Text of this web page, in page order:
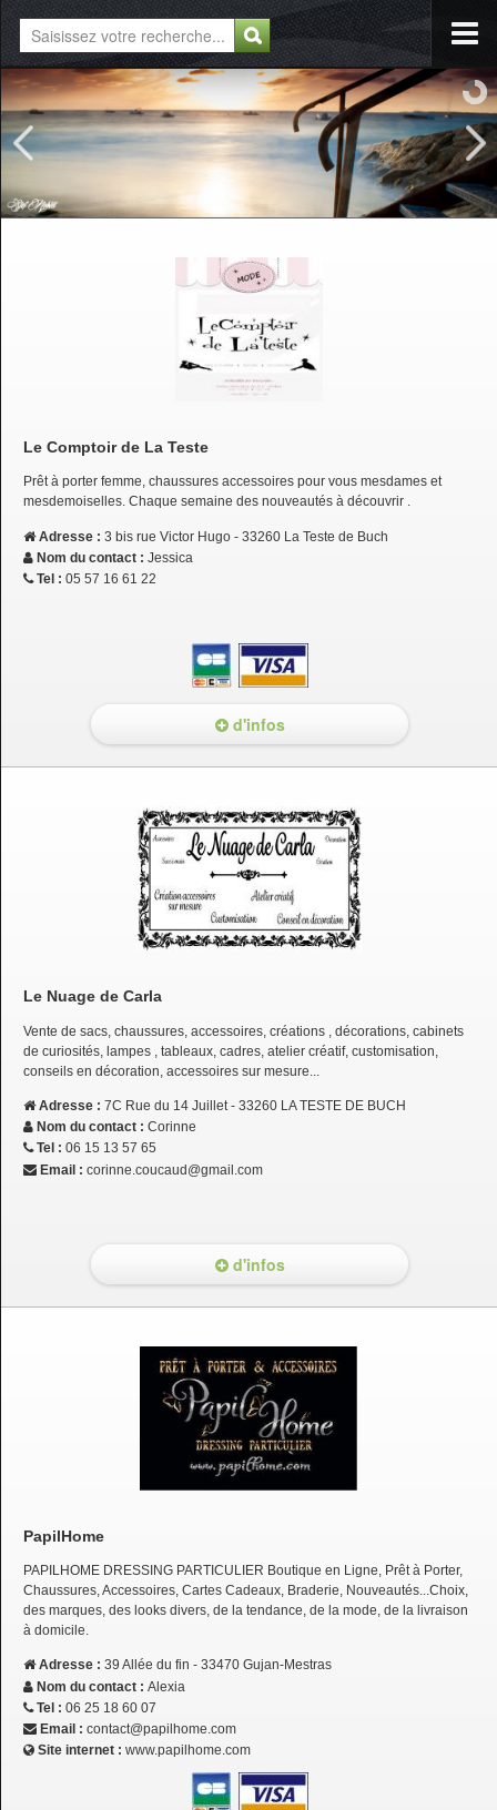
Le Comptoir de La Teste
Prêt à porter femme, chaussures accessoires pour vous mesdames et
mesdemoiselles. Chaque semaine des nouveautés à découvrir .
Adresse : 3 bis rue Victor Hugo - 33260 La Teste de Buch
Nom du contact : Jessica
Tel : 05 57 16 61 22
d'infos
Le Nuage de Carla
Vente de sacs, chaussures, accessoires, créations , décorations, cabinets
de curiosités, lampes , tableaux, cadres, atelier créatif, customisation,
conseils en décoration, accessoires sur mesure...
Adresse : 7C Rue du 14 Juillet - 33260 LA TESTE DE BUCH
Nom du contact : Corinne
Tel : 06 15 13 57 65
Email : corinne.coucaud@gmail.com
d'infos
PapilHome
PAPILHOME DRESSING PARTICULIER Boutique en Ligne, Prêt à Porter,
Chaussures, Accessoires, Cartes Cadeaux, Braderie, Nouveautés...Choix,
des marques, des looks divers, de la tendance, de la mode, de la livraison
à domicile.
Adresse : 39 Allée du fin - 33470 Gujan-Mestras
Nom du contact : Alexia
Tel : 06 25 18 60 07
Email : contact@papilhome.com
Site internet : www.papilhome.com